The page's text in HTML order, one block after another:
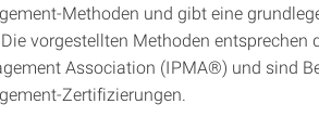
Methoden und gibt eine
vorgestellten Methoden
Association (IPMA®) und sind
Zertifizierungen.